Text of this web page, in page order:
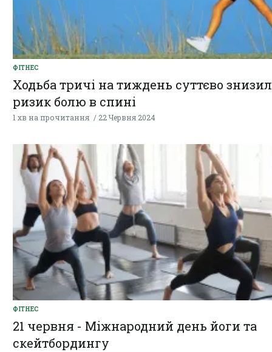
ФІТНЕС
Ходьба тричі на тиждень суттєво
ризик болю в спині
1 хв на прочитання 22 Червня 2024
ФІТНЕС
21 червня - Міжнародний день йоги та
скейтбордингу